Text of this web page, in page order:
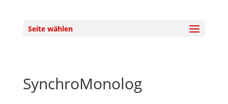
Seite wählen
SynchroMonolog